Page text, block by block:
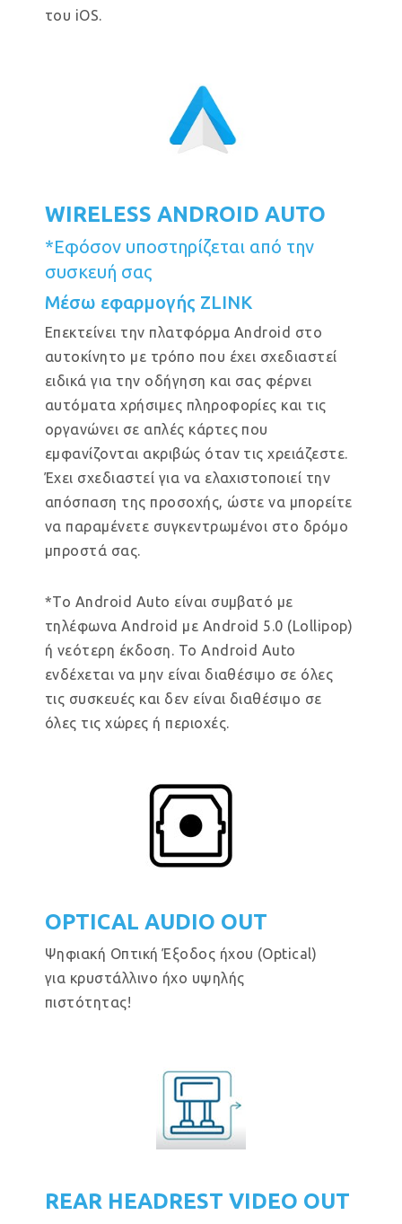
του iOS.
WIRELESS ANDROID AUTO
*Εφόσον υποστηρίζεται από την
συσκευή σας
Μέσω εφαρμογής ZLINK
Επεκτείνει την πλατφόρμα Android στο
αυτοκίνητο με τρόπο που έχει σχεδιαστεί
ειδικά για την οδήγηση και σας φέρνει
αυτόματα χρήσιμες πληροφορίες και τις
οργανώνει σε απλές κάρτες που
εμφανίζονται ακριβώς όταν τις χρειάζεστε.
Έχει σχεδιαστεί για να ελαχιστοποιεί την
απόσπαση της προσοχής, ώστε να μπορείτε
να παραμένετε συγκεντρωμένοι στο δρόμο
μπροστά σας.
*Το Android Auto είναι συμβατό με
τηλέφωνα Android με Android 5.0 (Lollipop)
ή νεότερη έκδοση. Το Android Auto
ενδέχεται να μην είναι διαθέσιμο σε όλες
τις συσκευές και δεν είναι διαθέσιμο σε
όλες τις χώρες ή περιοχές.
OPTICAL AUDIO OUT
Ψηφιακή Οπτική Έξοδος ήχου (Optical)
για κρυστάλλινο ήχο υψηλής
πιστότητας!
REAR HEADREST VIDEO OUT